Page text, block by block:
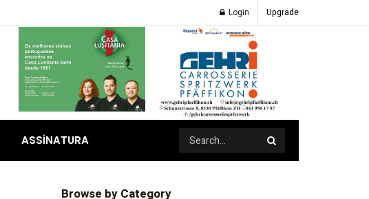
Login Upgrade
ASSINATURA
Browse by Category